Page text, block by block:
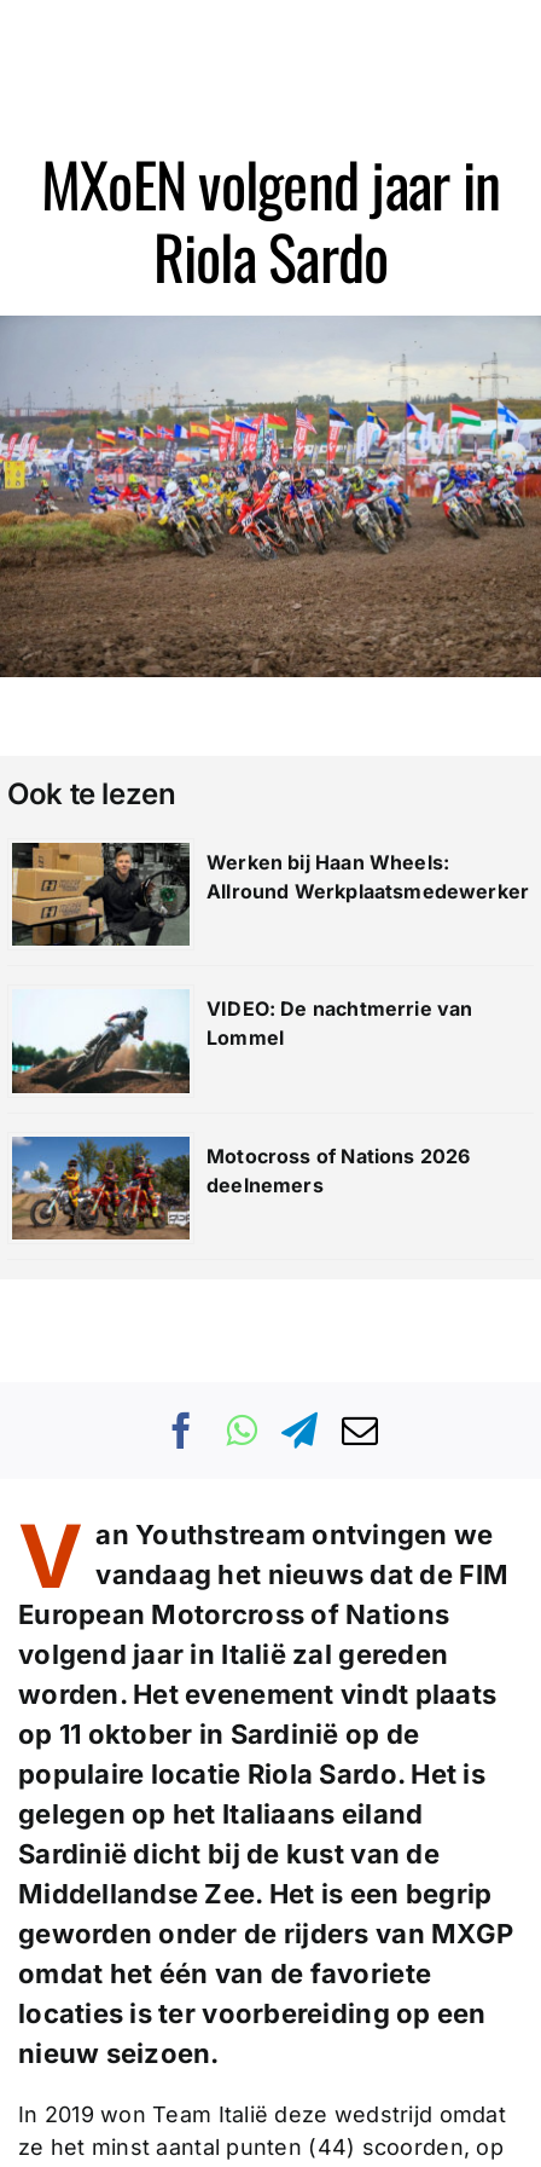
MXoEN volgend jaar in
Riola Sardo
Ook te lezen
Werken bij Haan Wheels:
Allround Werkplaatsmedewerker
VIDEO: De nachtmerrie van
Lommel
Motocross of Nations 2026
deelnemers
V an Youthstream ontvingen we
vandaag het nieuws dat de FIM
European Motorcross of Nations
volgend jaar in Italië zal gereden
worden. Het evenement vindt plaats
op 11 oktober in Sardinië op de
populaire locatie Riola Sardo. Het is
gelegen op het Italiaans eiland
Sardinië dicht bij de kust van de
Middellandse Zee. Het is een begrip
geworden onder de rijders van MXGP
omdat het één van de favoriete
locaties is ter voorbereiding op een
nieuw seizoen.
In 2019 won Team Italië deze wedstrijd omdat
ze het minst aantal punten (44) scoorden, op